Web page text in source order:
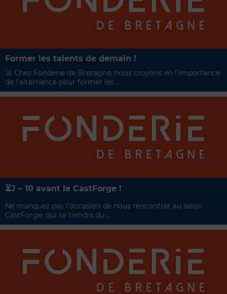
Former les talents de demain !
🚀​ Chez Fonderie de Bretagne, nous croyons en l’importance
de l’alternance pour former les ...
⏳​J – 10 avant le CastForge !
Ne manquez pas l’occasion de nous rencontrer au salon
CastForge, qui se tiendra du ...